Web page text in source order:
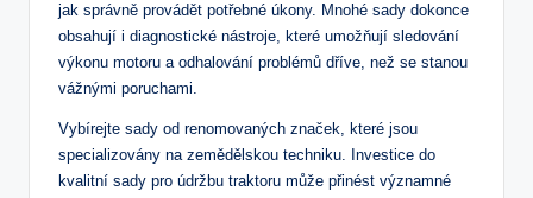
jak správně provádět potřebné úkony. Mnohé sady dokonce
obsahují i diagnostické nástroje, které umožňují sledování
výkonu motoru a odhalování problémů dříve, než se stanou
vážnými poruchami.
Vybírejte sady od renomovaných značek, které jsou
specializovány na zemědělskou techniku. Investice do
kvalitní sady pro údržbu traktoru může přinést významné